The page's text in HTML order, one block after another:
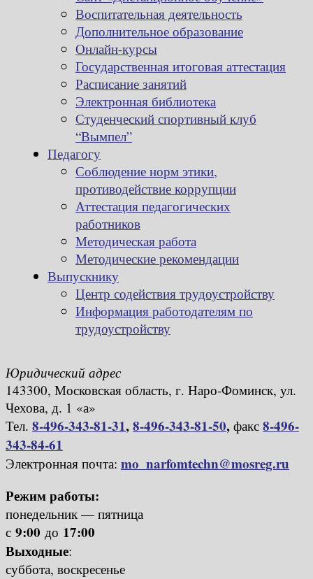
Воспитательная деятельность
Дополнительное образование
Онлайн-курсы
Государственная итоговая аттестация
Расписание занятий
Электронная библиотека
Студенческий спортивный клуб
“Вымпел”
Педагогу
Соблюдение норм этики,
противодействие коррупции
Аттестация педагогических
работников
Методическая работа
Методические рекомендации
Выпускнику
Центр содействия трудоустройству
Информация работодателям по
трудоустройству
Юридический адрес
143300, Московская область, г. Наро-Фоминск, ул.
Чехова, д. 1 «а»
Тел. 8-496-343-81-31,8-496-343-81-50, факс 8-496-
343-84-61
Электронная почта: mo_narfomtechn@mosreg.ru
Режим работы:
понедельник — пятница
с 9:00 до 17:00
Выходные:
суббота, воскресенье